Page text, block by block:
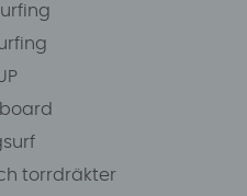
torrdräkter